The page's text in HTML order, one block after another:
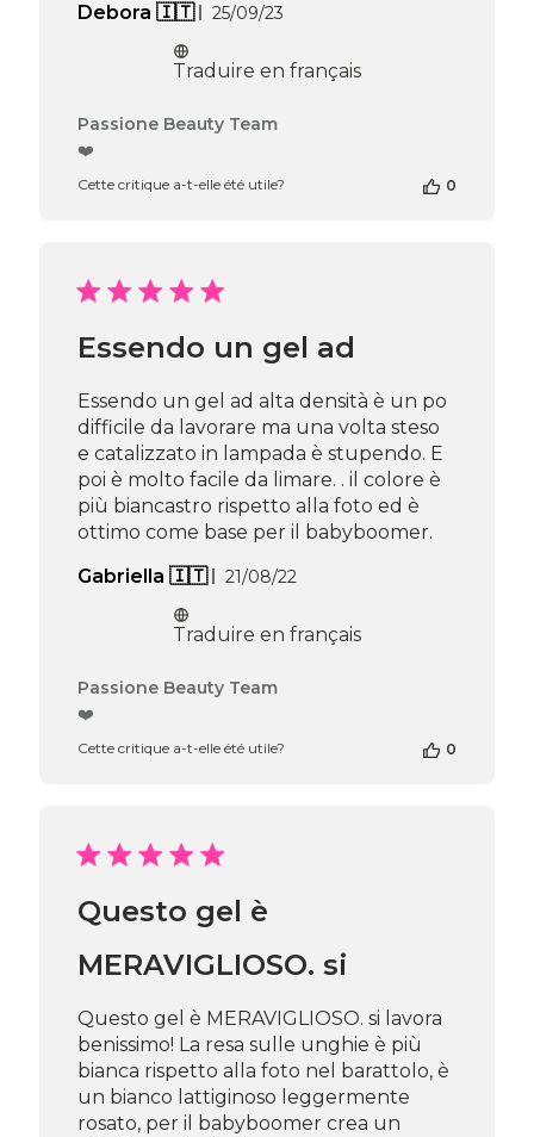
Debora 🇮🇹
Date
publication
25/09/23
Traduire en français
Commentaires
de
Beauty
Team
du
Apr
16
2026
Passione Beauty Team
❤️
Cette critique a-t-elle été utile? 0
Essendo un gel ad
Essendo un gel ad alta densità è un po
difficile da lavorare ma una volta steso
e catalizzato in lampada è stupendo. E
poi è molto facile da limare. . il colore è
più biancastro rispetto alla foto ed è
ottimo come base per il babyboomer.
Gabriella 🇮🇹
Date
publication
21/08/22
Traduire en français
Commentaires
de
Beauty
du
Thu
16
2026
Passione Beauty Team
❤️
Cette critique a-t-elle été utile? 0
Questo gel è
MERAVIGLIOSO. si
Questo gel è MERAVIGLIOSO. si lavora
benissimo! La resa sulle unghie è più
bianca rispetto alla foto nel barattolo, è
un bianco lattiginoso leggermente
rosato, per il babyboomer crea un